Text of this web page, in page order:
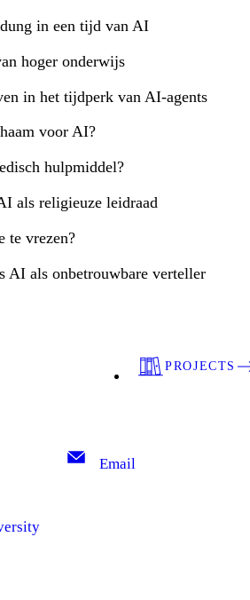
in een tijd van AI
hoger onderwijs
in het tijdperk van AI-agents
voor AI?
hulpmiddel?
als religieuze leidraad
te vrezen?
AI als onbetrouwbare verteller
PROJECTS
Email